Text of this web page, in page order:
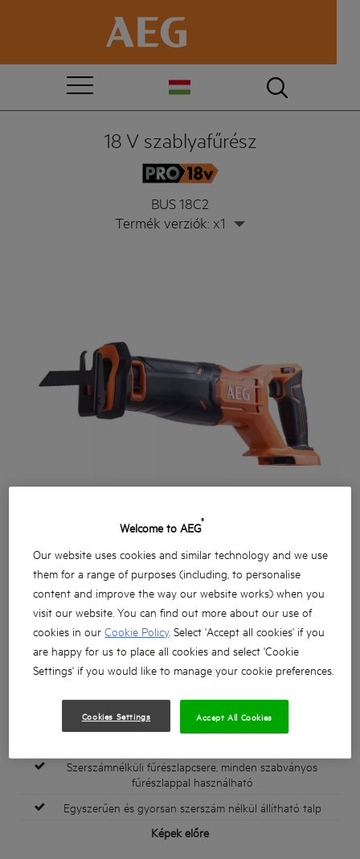
18 V szablyafűrész
BUS 18C2
Termék verziók: x1
teljesítményt nyújt
28,5 mm lökethossz, kategóriájában a leggyorsabb
Szerszámnélküli fűrészlapcsere, minden szabványos
fűrészlappal használható
Egyszerűen és gyorsan szerszám nélkül állítható talp
Képek előre
Welcome to AEG®
Our website uses cookies and similar technology and we use
them for a range of purposes (including, to personalise
content and improve the way our website works) when you
visit our website. You can find out more about our use of
cookies in ourCookie Policy. Select 'Accept all cookies' if you
are happy for us to place all cookies and select 'Cookie
Settings' if you would like to manage your cookie preferences.
Cookies Settings Accept All Cookies